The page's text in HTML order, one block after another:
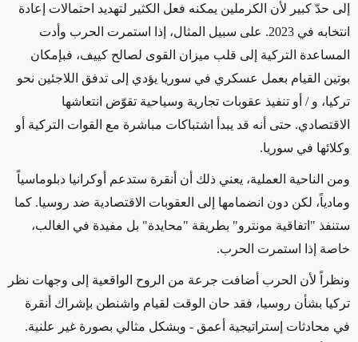
إلى حدّ كبير لأن الكرملين يمكنه فعل الكثير لتهديد احتمالات إعادة
انتخابه في 2023.
على سبيل المثال، إذا استمرت الحرب وأدت
المساعدة التركية إلى قلب ميزان القوى لصالح كييف، فبإمكان
بوتين القيام بعمل عسكري في سوريا يؤدي إلى تدفق اللاجئين نحو
تركيا، و / أو تنفيذ عقوبات تجارية وسياحية تقوّض انتعاشها
الاقتصادي. حتى أنه قد يبدأ اشتباكات مباشرة مع القوات التركية أو
وكلائها في سوريا.
ومن الناحية العملية، يعني ذلك أن أنقرة ستدعم أوكرانيا دبلوماسياً
ومادياً، لكن دون انضمامها إلى العقوبات الاقتصادية ضد روسيا. كما
ستنفذ "اتفاقية مونترو" بطريقة "محايدة" بل مفيدة في الغالب،
خاصة إذا استمرت الحرب.
ونظراً لأن الحرب أضافت جرعة من الروح الواقعية إلى وجهات نظر
تركيا بشأن روسيا، فقد حان الوقت لقيام واشنطن بإشراك أنقرة
في محادثات إستراتيجية أعمق - وبشكل مثالي بصورة غير علنية.